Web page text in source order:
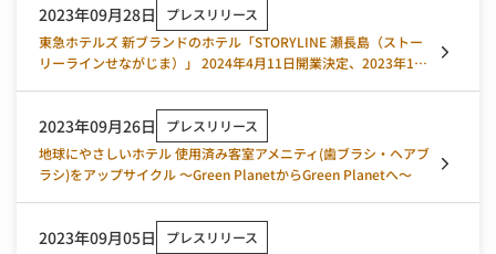
2023年09月28日
プレスリリース
東急ホテルズ 新ブランドのホテル「STORYLINE 瀬長島（ストー
リーラインせながじま）」 2024年4月11日開業決定、2023年10
2023年09月26日
プレスリリース
地球にやさしいホテル 使用済み客室アメニティ(歯ブラシ・ヘアブ
ラシ)をアップサイクル ～Green PlanetからGreen Planetへ～
2023年09月05日
プレスリリース